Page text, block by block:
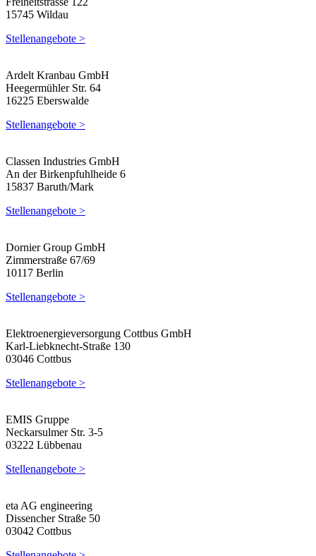
15745 Wildau
Stellenangebote >
Ardelt Kranbau GmbH
Heegermühler Str. 64
16225 Eberswalde
Stellenangebote >
Classen Industries GmbH
An der Birkenpfuhlheide 6
15837 Baruth/Mark
Stellenangebote >
Dornier Group GmbH
Zimmerstraße 67/69
10117 Berlin
Stellenangebote >
Elektroenergieversorgung Cottbus GmbH
Karl-Liebknecht-Straße 130
03046 Cottbus
Stellenangebote >
EMIS Gruppe
Neckarsulmer Str. 3-5
03222 Lübbenau
Stellenangebote >
eta AG engineering
Dissencher Straße 50
03042 Cottbus